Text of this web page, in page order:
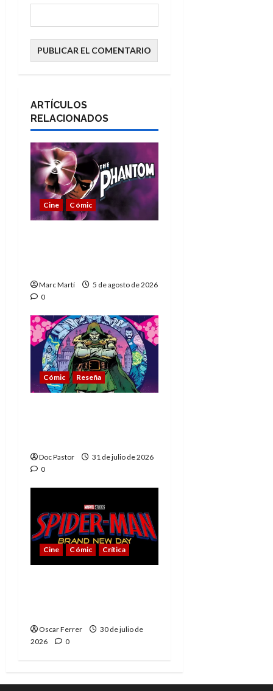
ARTÍCULOS
RELACIONADOS
Cine Cómic
Marc Martí
5 de agosto de 2026
0
Cómic Reseña
Doc Pastor
31 de julio de 2026
0
Cine Cómic Crítica
Oscar Ferrer
30 de julio de
2026
0